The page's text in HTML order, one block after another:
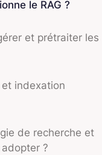
le RAG ?
et prétraiter les
indexation
de recherche et
?